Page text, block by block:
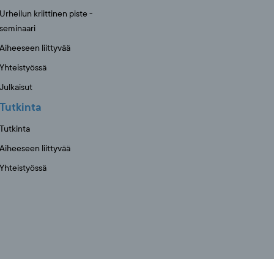
Urheilun kriittinen piste -
seminaari
Aiheeseen liittyvää
Yhteistyössä
Julkaisut
Tutkinta
Tutkinta
Aiheeseen liittyvää
Yhteistyössä